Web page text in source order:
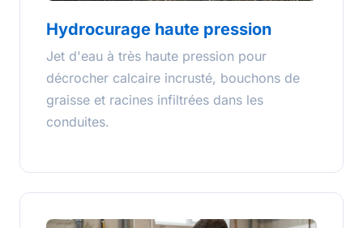
Hydrocurage haute pression
Jet d'eau à très haute pression pour
décrocher calcaire incrusté, bouchons de
graisse et racines infiltrées dans les
conduites.